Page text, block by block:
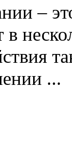
–
...